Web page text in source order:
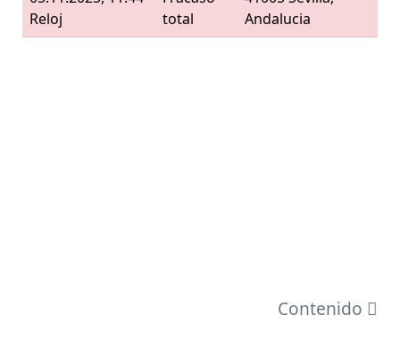
Reloj
total
Andalucia
Contenido